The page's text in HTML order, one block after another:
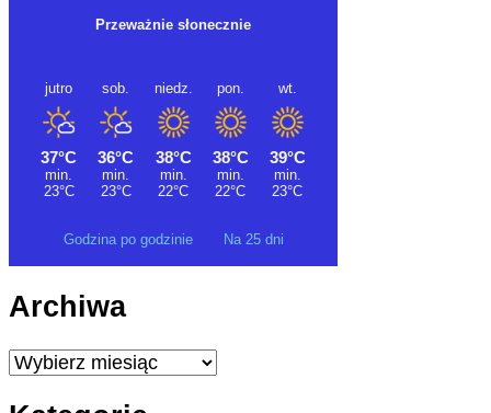
Godzina po godzinie Na 25 dni
Archiwa
Archiwa